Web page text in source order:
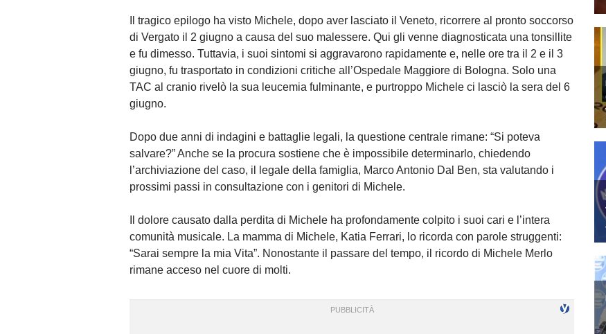
Il tragico epilogo ha visto Michele, dopo aver lasciato il Veneto, ricorrere al pronto soccorso
di Vergato il 2 giugno a causa del suo malessere. Qui gli venne diagnosticata una tonsillite
e fu dimesso. Tuttavia, i suoi sintomi si aggravarono rapidamente e, nelle ore tra il 2 e il 3
giugno, fu trasportato in condizioni critiche all’Ospedale Maggiore di Bologna. Solo una
TAC al cranio rivelò la sua leucemia fulminante, e purtroppo Michele ci lasciò la sera del 6
giugno.
Dopo due anni di indagini e battaglie legali, la questione centrale rimane: “Si poteva
salvare?” Anche se la procura sostiene che è impossibile determinarlo, chiedendo
l’archiviazione del caso, il legale della famiglia, Marco Antonio Dal Ben, sta valutando i
prossimi passi in consultazione con i genitori di Michele.
Il dolore causato dalla perdita di Michele ha profondamente colpito i suoi cari e l’intera
comunità musicale. La mamma di Michele, Katia Ferrari, lo ricorda con parole struggenti:
“Sarai sempre la mia Vita”. Nonostante il passare del tempo, il ricordo di Michele Merlo
rimane acceso nel cuore di molti.